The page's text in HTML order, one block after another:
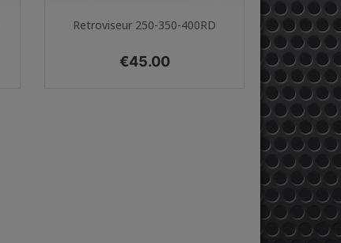
 Quick view
Retroviseur 250-350-400RD
Price
€45.00